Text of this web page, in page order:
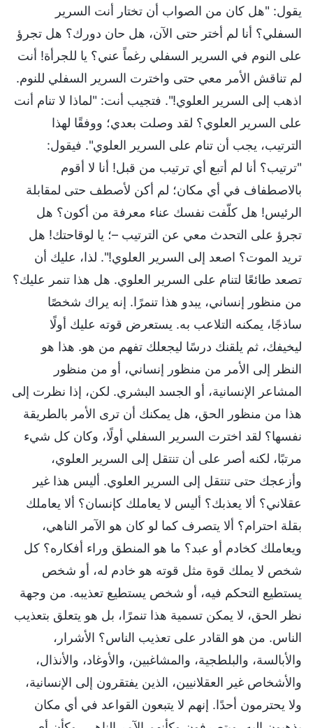
يقول: "هل كان من الصواب أن تختار أنت السرير
السفلي؟ أنا لم أختر حتى الآن، هل حان دورك؟ هل تجرؤ
على النوم في السرير السفلي رغماً عني؟ يا للجرأة! أنت
لم تناقش الأمر معي حتى واخترت السرير السفلي للنوم.
اذهب إلى السرير العلوي!". فتجيب أنت: "لماذا لا تنام أنت
على السرير العلوي؟ لقد وصلت بعدي؛ ووفقًا لهذا
الترتيب، يجب أن تنام على السرير العلوي". فيقول:
"ترتيب؟ أنا لم أتبع أي ترتيب من قبل! أنا لا أقوم
بالاصطفاف في أي مكان؛ لم أكن لأصطف حتى لمقابلة
الرئيس! هل كلّفت نفسك عناء معرفة من أكون؟ هل
تجرؤ على التحدث معي عن الترتيب –؛ يا لوقاحتك! هل
تريد الموت؟ اصعد إلى السرير العلوي!". لذا، عليك أن
تصعد طائعًا لتنام على السرير العلوي. هل هذا تنمر عليك؟
من منظور إنساني، يبدو هذا تنمرًا. إنه يراك شخصًا
ساذجًا، يمكنه التلاعب به. يستعرض قوته عليك أولًا
ليخيفك، ثم يلقنك درسًا ليجعلك تفهم من هو. هذا هو
النظر إلى الأمر من منظور إنساني، أو من منظور
المشاعر الإنسانية، أو الجسد البشري. لكن، إذا نظرت إلى
هذا من منظور الحق، هل يمكنك أن ترى الأمر بالطريقة
نفسها؟ لقد اخترت السرير السفلي أولًا، وكان كل شيء
مرتبًا، لكنه أصر على أن تنتقل إلى السرير العلوي،
وأزعجك حتى تنتقل إلى السرير العلوي. أليس هذا غير
عقلاني؟ ألا يعذبك؟ أليس لا يعاملك كإنسان؟ ألا يعاملك
بقلة احترام؟ ألا يتصرف كما لو كان هو الآمر الناهي،
ويعاملك كخادم أو عبد؟ ما هو المنطق وراء أفكاره؟ كل
شخص لا يملك قوة مثل قوته هو خادم له، أو شخص
يستطيع التحكم فيه، أو شخص يستطيع تعذيبه. من وجهة
نظر الحق، لا يمكن تسمية هذا تنمرًا، بل هو يتعلق بتعذيب
الناس. من هو القادر على تعذيب الناس؟ الأشرار،
والأبالسة، والبلطجية، والمشاغبين، والأوغاد، والأنذال،
والأشخاص غير العقلانيين، الذين يفتقرون إلى الإنسانية،
ولا يحترمون أحدًا. إنهم لا يتبعون القواعد في أي مكان